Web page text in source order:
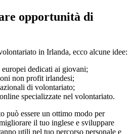
opportunità di
in Irlanda, ecco alcune idee:
dedicati ai giovani;
non profit irlandesi;
di volontariato;
specializzate nel volontariato.
può essere un ottimo modo per
il tuo inglese e sviluppare
utili nel tuo percorso personale e